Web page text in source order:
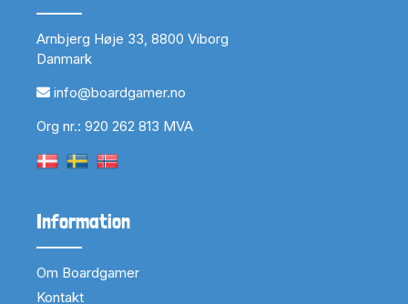
Arnbjerg Høje 33, 8800 Viborg
Danmark
info@boardgamer.no
Org nr.: 920 262 813 MVA
Information
Om Boardgamer
Kontakt